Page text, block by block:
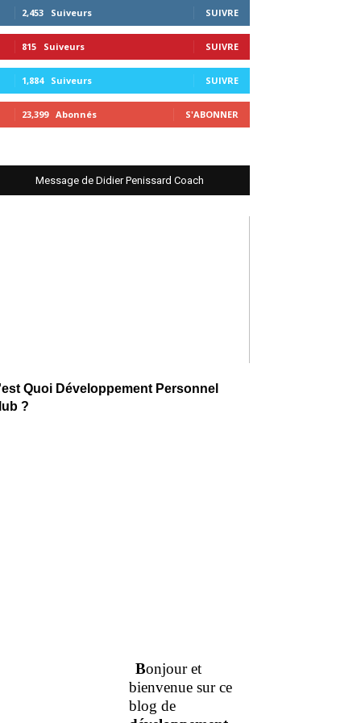
2,453 Suiveurs SUIVRE
815 Suiveurs SUIVRE
1,884 Suiveurs SUIVRE
23,399 Abonnés S'ABONNER
Message de Didier Penissard Coach
Quoi Développement Personnel
?
Bonjour et
bienvenue sur ce
blog de